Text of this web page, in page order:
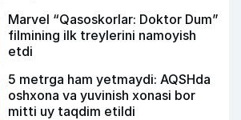
Marvel “Qasoskorlar: Doktor Dum”
filmining ilk treylerini namoyish
etdi
5 metrga ham yetmaydi: AQSHda
oshxona va yuvinish xonasi bor
mitti uy taqdim etildi